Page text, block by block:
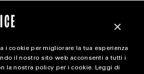
magazine
×
i cookie per migliorare la tua esperienza
il nostro sito web acconsenti a tutti i
la nostra policy per i cookie. Leggi di